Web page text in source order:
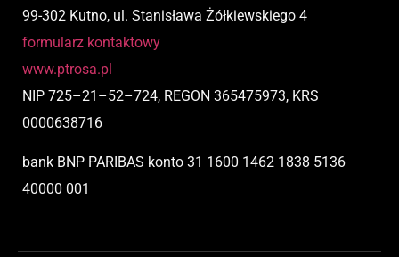
99-302 Kutno, ul. Stanisława Żółkiewskiego 4
formularz kontaktowy
www.ptrosa.pl
NIP 725–21 –52–724, REGON 365475973, KRS
0000638716
bank BNP PARIBAS konto 31 1600 1462 1838 5136
40000 001